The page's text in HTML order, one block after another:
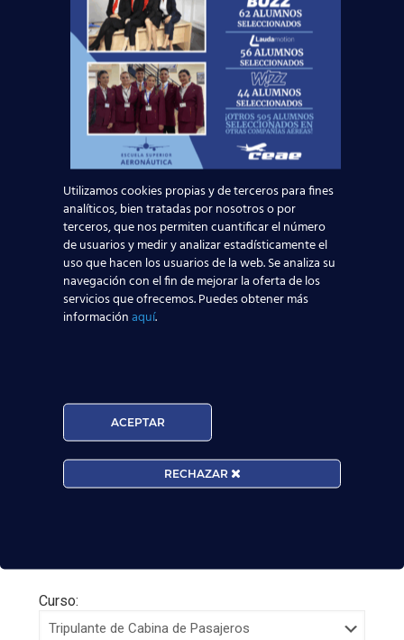
quieren ser TCP
Leer más
Nuevas rutas en España y por qué la aviación
te busca en 2026
El Aeropuerto de Madrid-Barajas supera los 6
millones de pasajeros en mayo: ¿qué significa
para el empleo de TCP?
Leer más
Curso:
Utilizamos cookies propias y de terceros para fines
analíticos, bien tratadas por nosotros o por
terceros, que nos permiten cuantificar el número
de usuarios y medir y analizar estadísticamente el
uso que hacen los usuarios de la web. Se analiza su
navegación con el fin de mejorar la oferta de los
servicios que ofrecemos. Puedes obtener más
informaciónaquí.
ACEPTAR
RECHAZAR